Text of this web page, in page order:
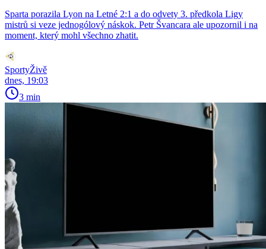
Sparta porazila Lyon na Letné 2:1 a do odvety 3. předkola Ligy
mistrů si veze jednogólový náskok. Petr Švancara ale upozornil i na
moment, který mohl všechno zhatit.
SportyŽivě
dnes, 19:03
3 min